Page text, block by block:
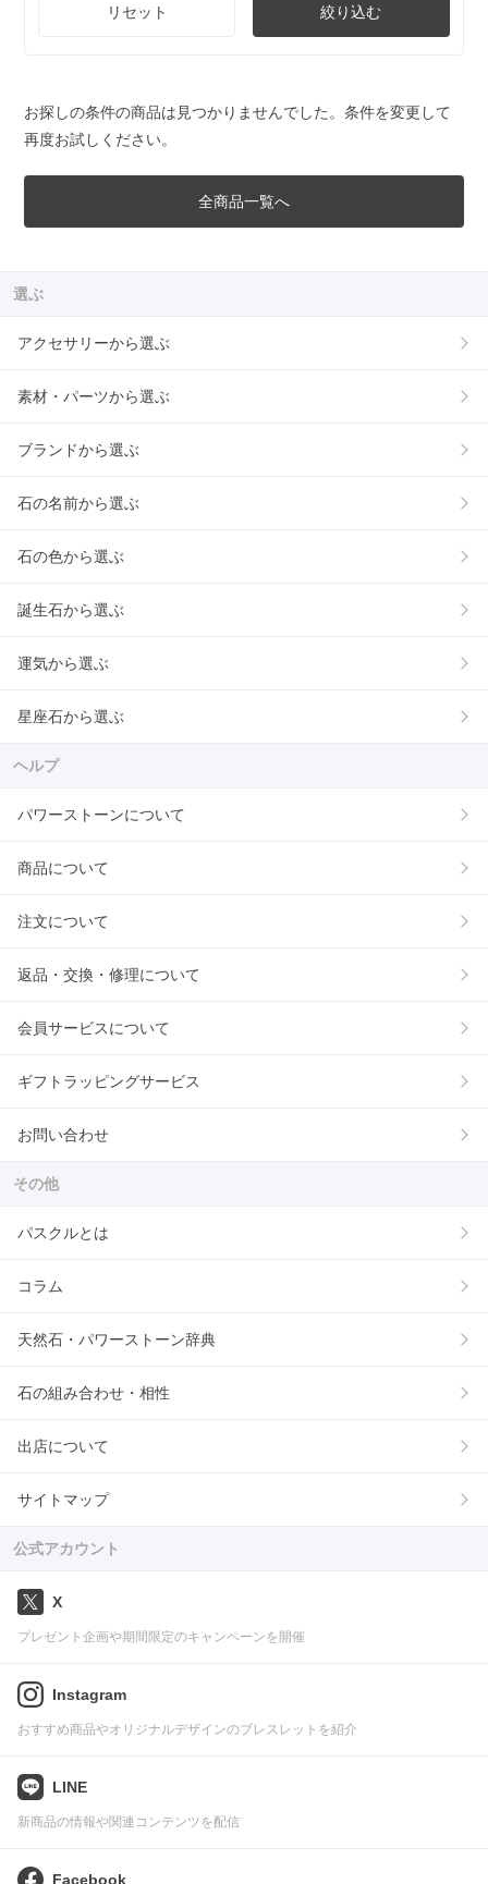
リセット 絞り込む
お探しの条件の商品は見つかりませんでした。条件を変更して
再度お試しください。
全商品一覧へ
選ぶ
アクセサリーから選ぶ
素材・パーツから選ぶ
ブランドから選ぶ
石の名前から選ぶ
石の色から選ぶ
誕生石から選ぶ
運気から選ぶ
星座石から選ぶ
ヘルプ
パワーストーンについて
商品について
注文について
返品・交換・修理について
会員サービスについて
ギフトラッピングサービス
お問い合わせ
その他
パスクルとは
コラム
天然石・パワーストーン辞典
石の組み合わせ・相性
出店について
サイトマップ
公式アカウント
X
プレゼント企画や期間限定のキャンペーンを開催
Instagram
おすすめ商品やオリジナルデザインのブレスレットを紹介
LINE
新商品の情報や関連コンテンツを配信
Facebook